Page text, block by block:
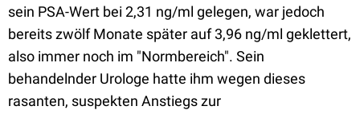
sein PSA-Wert bei 2,31 ng/ml gelegen, war jedoch
bereits zwölf Monate später auf 3,96 ng/ml geklettert,
also immer noch im "Normbereich". Sein
behandelnder Urologe hatte ihm wegen dieses
rasanten, suspekten Anstiegs zur